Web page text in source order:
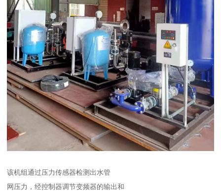
该机组通过压力传感器检测出水管
网压力，经控制器调节变频器的输出和